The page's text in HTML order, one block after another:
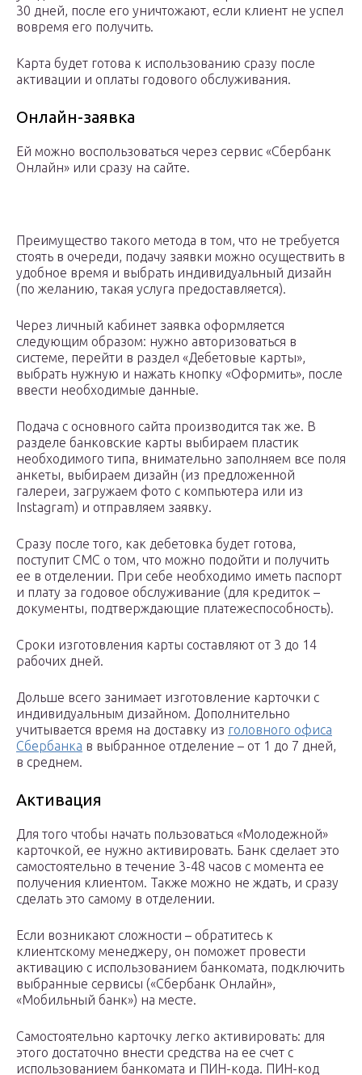
30 дней, после его уничтожают, если клиент не успел
вовремя его получить.
Карта будет готова к использованию сразу после
активации и оплаты годового обслуживания.
Онлайн-заявка
Ей можно воспользоваться через сервис «Сбербанк
Онлайн» или сразу на сайте.
Преимущество такого метода в том, что не требуется
стоять в очереди, подачу заявки можно осуществить в
удобное время и выбрать индивидуальный дизайн
(по желанию, такая услуга предоставляется).
Через личный кабинет заявка оформляется
следующим образом: нужно авторизоваться в
системе, перейти в раздел «Дебетовые карты»,
выбрать нужную и нажать кнопку «Оформить», после
ввести необходимые данные.
Подача с основного сайта производится так же. В
разделе банковские карты выбираем пластик
необходимого типа, внимательно заполняем все поля
анкеты, выбираем дизайн (из предложенной
галереи, загружаем фото с компьютера или из
Instagram) и отправляем заявку.
Сразу после того, как дебетовка будет готова,
поступит СМС о том, что можно подойти и получить
ее в отделении. При себе необходимо иметь паспорт
и плату за годовое обслуживание (для кредиток –
документы, подтверждающие платежеспособность).
Сроки изготовления карты составляют от 3 до 14
рабочих дней.
Дольше всего занимает изготовление карточки с
индивидуальным дизайном. Дополнительно
учитывается время на доставку из головного офиса
Сбербанка в выбранное отделение – от 1 до 7 дней,
в среднем.
Активация
Для того чтобы начать пользоваться «Молодежной»
карточкой, ее нужно активировать. Банк сделает это
самостоятельно в течение 3-48 часов с момента ее
получения клиентом. Также можно не ждать, и сразу
сделать это самому в отделении.
Если возникают сложности – обратитесь к
клиентскому менеджеру, он поможет провести
активацию с использованием банкомата, подключить
выбранные сервисы («Сбербанк Онлайн»,
«Мобильный банк») на месте.
Самостоятельно карточку легко активировать: для
этого достаточно внести средства на ее счет с
использованием банкомата и ПИН-кода. ПИН-код